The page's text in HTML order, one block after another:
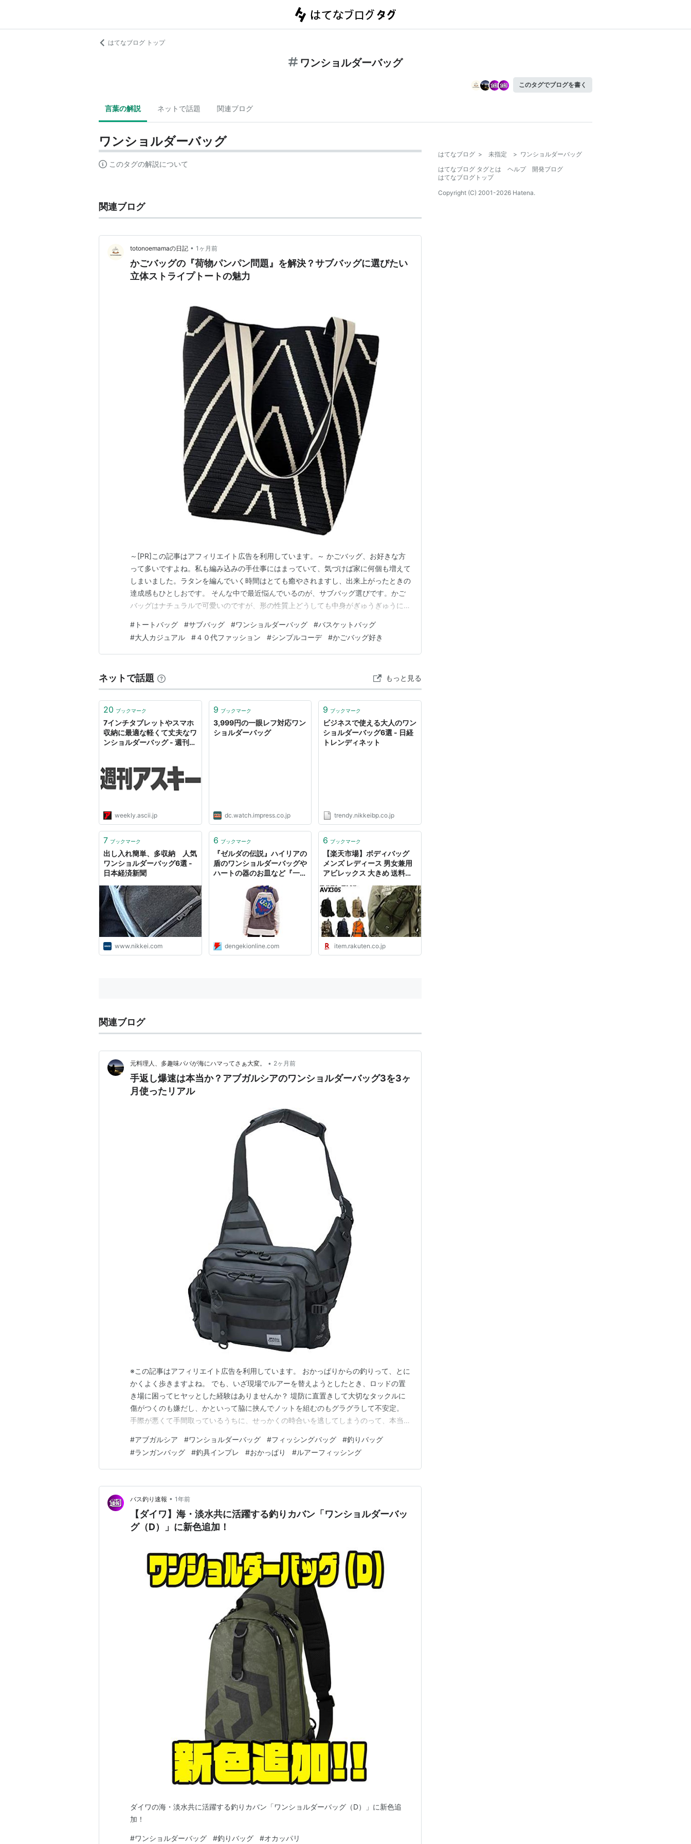
はてなブログ トップ
ワンショルダーバッグ
このタグでブログを書く
言葉の解説 ネットで話題 関連ブログ
ワンショルダーバッグ
このタグの解説について
関連ブログ
totonoemamaの日記 • 1ヶ月前
かごバッグの『荷物パンパン問題』を解決？サブバッグに選びたい
立体ストライプトートの魅力
～[PR]この記事はアフィリエイト広告を利用しています。～ かごバッグ、お好きな方
って多いですよね。私も編み込みの手仕事にはまっていて、気づけば家に何個も増えて
しまいました。ラタンを編んでいく時間はとても癒やされますし、出来上がったときの
達成感もひとしおです。 そんな中で最近悩んでいるのが、サブバッグ選びです。かご
バッグはナチュラルで可愛いのですが、形の性質上どうしても中身がぎゅうぎゅうにな
くなるんですよね。皆さんもそんな経験、ありませんか。 シンプルだからこそ使い回
せる予感 そんなときに気になっていたのが、Nest…
# トートバッグ #サブバッグ #ワンショルダーバッグ #バスケットバッグ
#大人カジュアル #４０代ファッション #シンプルコーデ #かごバッグ好き
ネットで話題 もっと見る
20 ブックマーク
7インチタブレットやスマホ
収納に最適な軽くて丈夫なワ
ンショルダーバッグ - 週刊ア
weekly.ascii.jp
9 ブックマーク
3,999円の一眼レフ対応ワン
ショルダーバッグ
dc.watch.impress.co.jp
9 ブックマーク
ビジネスで使える大人のワン
ショルダーバッグ6選 - 日経
トレンディネット
trendy.nikkeibp.co.jp
7 ブックマーク
出し入れ簡単、多収納 人気
ワンショルダーバッグ6選 -
日本経済新聞
www.nikkei.com
6 ブックマーク
『ゼルダの伝説』ハイリアの
盾のワンショルダーバッグや
ハートの器のお皿など『一番
dengekionline.com
6 ブックマーク
【楽天市場】ボディバッグ
メンズ レディース 男女兼用
アビレックス 大きめ 送料無
キャンバス ワンショルダー
バッグ 通勤 通学 アウトドア
斜めがけバッグ ミリタリー
人気 ボディーバッグ ボディ
バック かっこいい 黒 鞄
AVX305 EAGLE イーグル
大容量：かばん専門ショッ
item.rakuten.co.jp
関連ブログ
元料理人、多趣味パパが海にハマってさぁ大変。 • 2ヶ月前
手返し爆速は本当か？アブガルシアのワンショルダーバッグ3を3ヶ
月使ったリアル
※この記事はアフィリエイト広告を利用しています。 おかっぱりからの釣りって、とに
かくよく歩きますよね。 でも、いざ現場でルアーを替えようとしたとき、ロッドの置
き場に困ってヒヤッとした経験はありませんか？ 堤防に直置きして大切なタックルに
傷がつくのも嫌だし、かといって脇に挟んでノットを組むのもグラグラして不安定。
手際が悪くて手間取っているうちに、せっかくの時合いを逃してしまうのって、本当に
マっている新米アングラーです。 始めたばかりの頃は手持ちの適当なリュックで挑ん
でいたのですが、ルアーケースをひとつ取り出すのにも…
#アブガルシア #ワンショルダーバッグ #フィッシングバッグ #釣りバッグ
#ランガンバッグ #釣具インプレ #おかっぱり #ルアーフィッシング
バス釣り速報 • 1年前
【ダイワ】海・淡水共に活躍する釣りカバン「ワンショルダーバッ
グ（D）」に新色追加！
ダイワの海・淡水共に活躍する釣りカバン「ワンショルダーバッグ（D）」に新色追
加！
#ワンショルダーバッグ #釣りバッグ #オカッパリ
はてなブログ > 未指定 > ワンショルダーバッグ
はてなブログ タグとは
ヘルプ
開発ブログ
はてなブログトップ
Copyright (C) 2001-2026 Hatena.